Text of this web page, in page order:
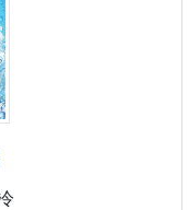
屋飛毛毀掉你和寶
邊梳毛邊釋放綿密